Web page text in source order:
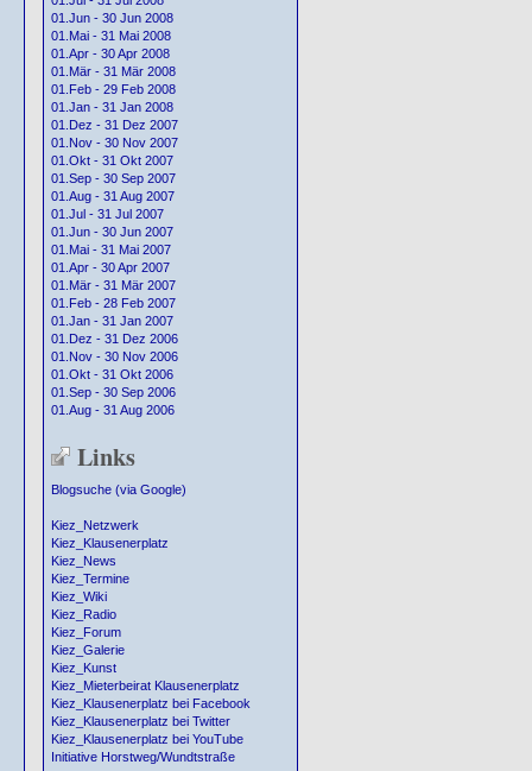
01.Jun - 30 Jun 2008
01.Mai - 31 Mai 2008
01.Apr - 30 Apr 2008
01.Mär - 31 Mär 2008
01.Feb - 29 Feb 2008
01.Jan - 31 Jan 2008
01.Dez - 31 Dez 2007
01.Nov - 30 Nov 2007
01.Okt - 31 Okt 2007
01.Sep - 30 Sep 2007
01.Aug - 31 Aug 2007
01.Jul - 31 Jul 2007
01.Jun - 30 Jun 2007
01.Mai - 31 Mai 2007
01.Apr - 30 Apr 2007
01.Mär - 31 Mär 2007
01.Feb - 28 Feb 2007
01.Jan - 31 Jan 2007
01.Dez - 31 Dez 2006
01.Nov - 30 Nov 2006
01.Okt - 31 Okt 2006
01.Sep - 30 Sep 2006
01.Aug - 31 Aug 2006
Links
Blogsuche (via Google)
Kiez_Netzwerk
Kiez_Klausenerplatz
Kiez_News
Kiez_Termine
Kiez_Wiki
Kiez_Radio
Kiez_Forum
Kiez_Galerie
Kiez_Kunst
Kiez_Mieterbeirat Klausenerplatz
Kiez_Klausenerplatz bei Facebook
Kiez_Klausenerplatz bei Twitter
Kiez_Klausenerplatz bei YouTube
Initiative Horstweg/Wundtstraße